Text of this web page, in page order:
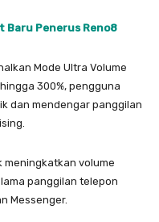
Baru Penerus Reno8
Mode Ultra Volume
300%, pengguna
dan mendengar panggilan
meningkatkan volume
panggilan telepon
Messenger.